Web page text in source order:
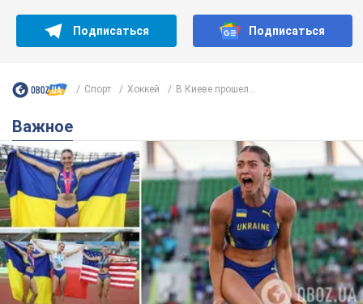
Подписаться Подписаться
Спорт Хоккей В Киеве прошел...
Важное